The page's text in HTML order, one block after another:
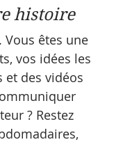
histoire
êtes une
vos idées les
et des vidéos
? Restez